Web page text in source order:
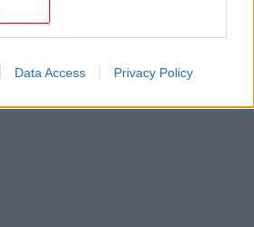
Data Access Privacy Policy